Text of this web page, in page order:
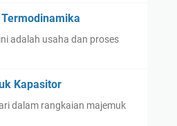
adalah usaha dan proses
Kapasitor
dalam rangkaian majemuk